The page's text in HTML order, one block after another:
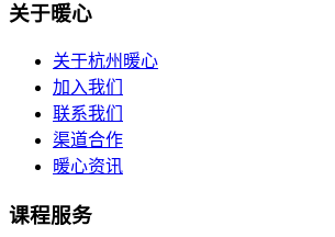
关于暖心
关于杭州暖心
加入我们
联系我们
渠道合作
暖心资讯
课程服务